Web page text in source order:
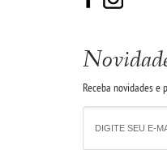
Receba novidades e